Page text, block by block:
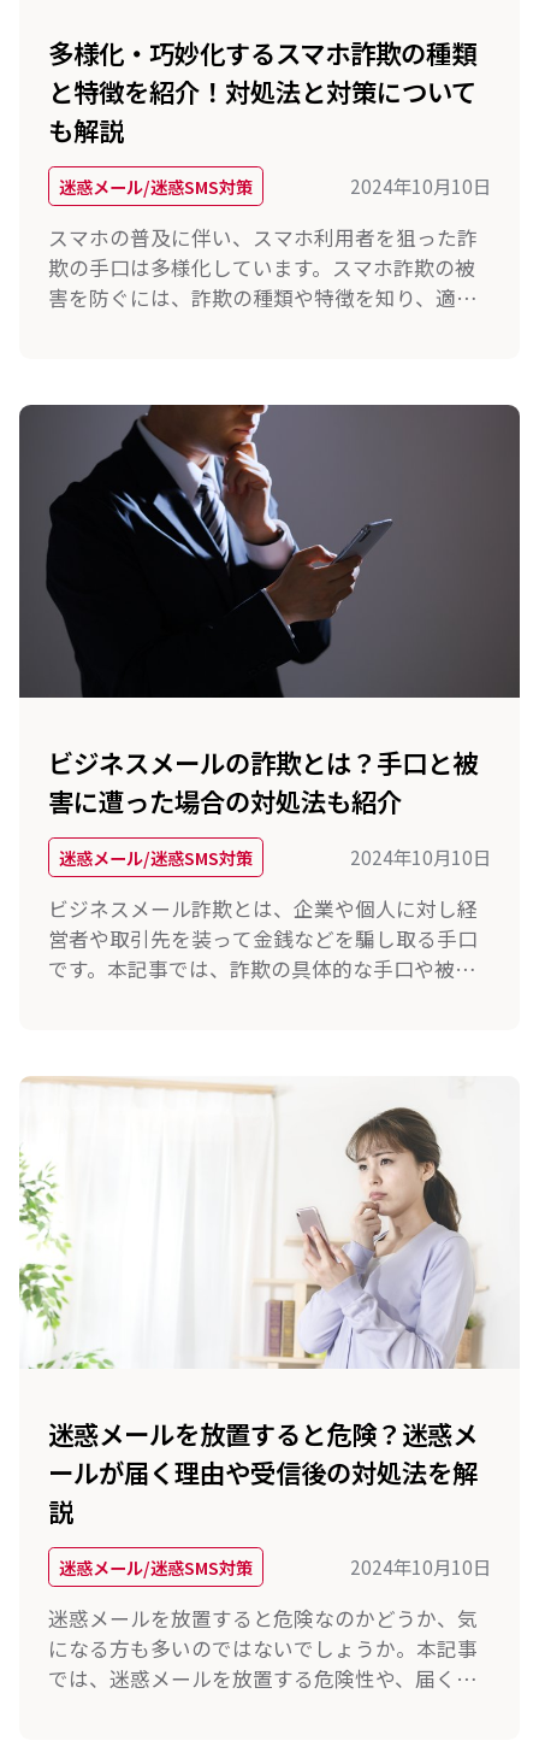
多様化・巧妙化するスマホ詐欺の種類
と特徴を紹介！対処法と対策について
も解説
迷惑メール/迷惑SMS対策 2024年10月10日
スマホの普及に伴い、スマホ利用者を狙った詐
欺の手口は多様化しています。スマホ詐欺の被
害を防ぐには、詐欺の種類や特徴を知り、適切
ビジネスメールの詐欺とは？手口と被
害に遭った場合の対処法も紹介
迷惑メール/迷惑SMS対策 2024年10月10日
ビジネスメール詐欺とは、企業や個人に対し経
営者や取引先を装って金銭などを騙し取る手口
です。本記事では、詐欺の具体的な手口や被害
迷惑メールを放置すると危険？迷惑メ
ールが届く理由や受信後の対処法を解
説
迷惑メール/迷惑SMS対策 2024年10月10日
迷惑メールを放置すると危険なのかどうか、気
になる方も多いのではないでしょうか。本記事
では、迷惑メールを放置する危険性や、届く理